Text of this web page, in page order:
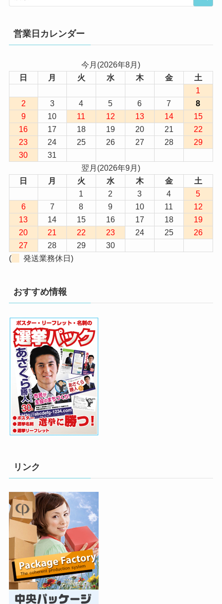
営業日カレンダー
今月(2026年8月)
日
月 火 水 木 金
土
1
2
3 4 5 6 7
8
9
10 11 12 13 14
15
16
17 18 19 20 21
22
23
24 25 26 27 28
29
30
31
翌月(2026年9月)
日
月 火 水 木 金
土
1
2 3 4
5
6
7 8 9 10 11
12
13
14 15 16 17 18
19
20
21 22 23 24 25
26
27
28 29
30
(
発送業務休日)
おすすめ情報
リンク